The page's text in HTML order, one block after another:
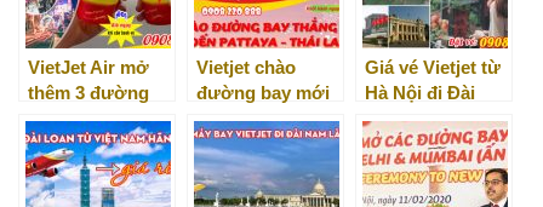
VietJet Air mở
thêm 3 đường
bay quốc tế mới
từ Đà Nẵng
Vietjet chào
đường bay mới
đến Pattaya chỉ
từ 150K
Giá vé Vietjet từ
Hà Nội đi Đài
Bắc